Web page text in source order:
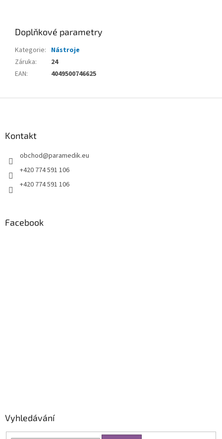
Doplňkové parametry
Kategorie: Nástroje
Záruka:
24
EAN: 4049500746625
Kontakt
obchod@paramedik.eu
+420 774 591 106
+420 774 591 106
Facebook
Vyhledávání